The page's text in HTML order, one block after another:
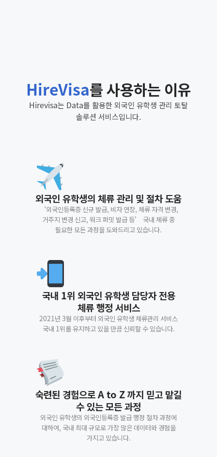
HireVisa를 사용하는 이유
Hirevisa는 Data를 활용한 외국인 유학생 관리 토탈
솔루션 서비스입니다.
외국인 유학생의 체류 관리 및 절차 도움
‘외국인등록증 신규 발급, 비자 연장, 체류 자격 변경,
거주지 변경 신고, 워크 퍼밋 발급 등’ 국내 체류 중
필요한 모든 과정을 도와드리고 있습니다.
국내 1위 외국인 유학생 담당자 전용
체류 행정 서비스
2021년 3월 이후부터 외국인 유학생 체류관리 서비스
국내 1위를 유지하고 있을 만큼 신뢰할 수 있습니다.
숙련된 경험으로 A to Z 까지 믿고 맡길
수 있는 모든 과정
외국인 유학생의 외국인등록증 발급 행정 절차 과정에
대하여, 국내 최대 규모로 가장 많은 데이터와 경험을
가지고 있습니다.